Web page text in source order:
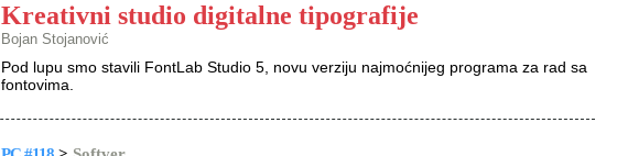
Kreativni studio digitalne tipografije
Bojan Stojanović
Pod lupu smo stavili FontLab Studio 5, novu verziju najmoćnijeg programa za rad sa
fontovima.